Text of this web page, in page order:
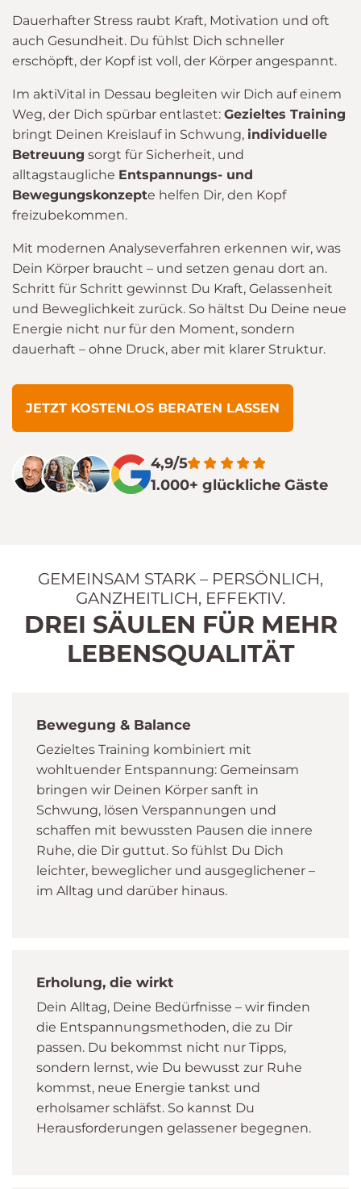
Dauerhafter Stress raubt Kraft, Motivation und oft
auch Gesundheit. Du fühlst Dich schneller
erschöpft, der Kopf ist voll, der Körper angespannt.
Im aktiVital in Dessau begleiten wir Dich auf einem
Weg, der Dich spürbar entlastet: Gezieltes Training
bringt Deinen Kreislauf in Schwung, individuelle
Betreuung sorgt für Sicherheit, und
alltagstaugliche Entspannungs- und
Bewegungskonzepte helfen Dir, den Kopf
freizubekommen.
Mit modernen Analyseverfahren erkennen wir, was
Dein Körper braucht – und setzen genau dort an.
Schritt für Schritt gewinnst Du Kraft, Gelassenheit
und Beweglichkeit zurück. So hältst Du Deine neue
Energie nicht nur für den Moment, sondern
dauerhaft – ohne Druck, aber mit klarer Struktur.
JETZT KOSTENLOS BERATEN LASSEN
4,9/5
1.000+ glückliche Gäste
DREI SÄULEN FÜR MEHR
LEBENSQUALITÄT
GEMEINSAM STARK – PERSÖNLICH,
GANZHEITLICH, EFFEKTIV.
Bewegung & Balance
Gezieltes Training kombiniert mit
wohltuender Entspannung: Gemeinsam
bringen wir Deinen Körper sanft in
Schwung, lösen Verspannungen und
schaffen mit bewussten Pausen die innere
Ruhe, die Dir guttut. So fühlst Du Dich
leichter, beweglicher und ausgeglichener –
im Alltag und darüber hinaus.
Erholung, die wirkt
Dein Alltag, Deine Bedürfnisse – wir finden
die Entspannungsmethoden, die zu Dir
passen. Du bekommst nicht nur Tipps,
sondern lernst, wie Du bewusst zur Ruhe
kommst, neue Energie tankst und
erholsamer schläfst. So kannst Du
Herausforderungen gelassener begegnen.